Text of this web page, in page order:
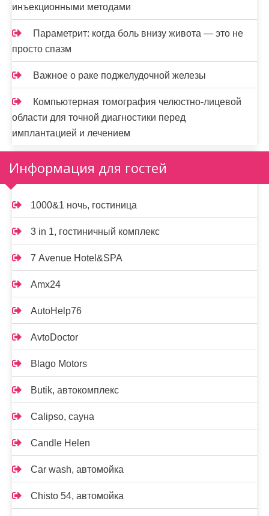
инъекционными методами
Параметрит: когда боль внизу живота — это не
просто спазм
Важное о раке поджелудочной железы
Компьютерная томография челюстно-лицевой
области для точной диагностики перед
имплантацией и лечением
Информация для гостей
1000&1 ночь, гостиница
3 in 1, гостиничный комплекс
7 Avenue Hotel&SPA
Amx24
AutoHelp76
AvtoDoctor
Blago Motors
Butik, автокомплекс
Calipso, сауна
Candle Helen
Car wash, автомойка
Chisto 54, автомойка